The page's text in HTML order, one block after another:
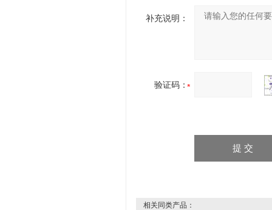
补充说明：
验证码：
相关同类产品：